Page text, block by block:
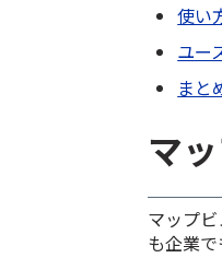
使い
ユー
まと
マ
マップ
も企業で